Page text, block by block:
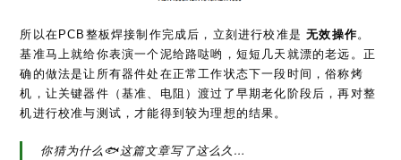
确的做法是让所有器件处在正常工作状态下一段时间，俗称烤
机，让关键器件（基准、电阻）渡过了早期老化阶段后，再对整
机进行校准与测试，才能得到较为理想的结果。
你猜为什么🐟这篇文章写了这么久…
5-校准